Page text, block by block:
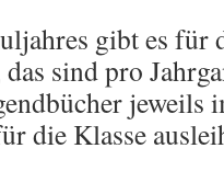
gibt es für
das sind pro
jeweils
die Klasse